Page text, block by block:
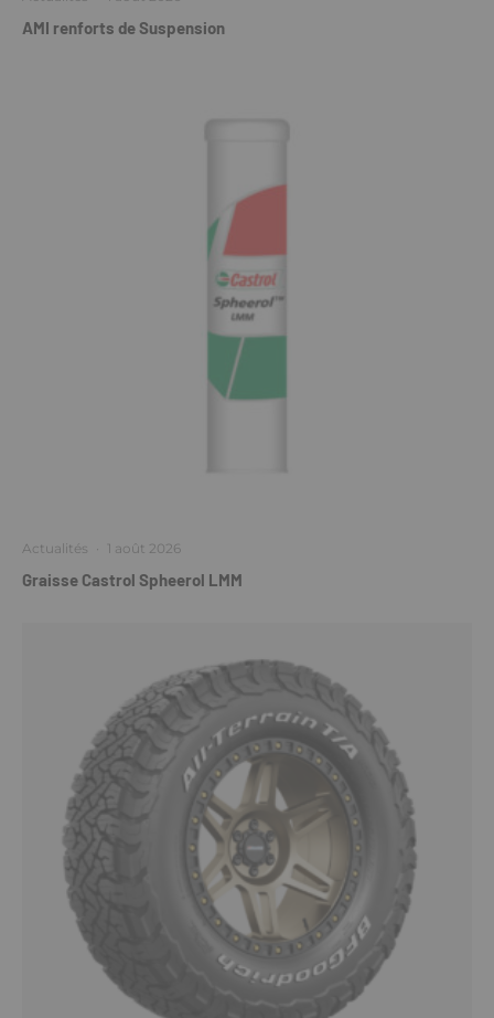
AMI renforts de Suspension
Actualités · 1 août 2026
Graisse Castrol Spheerol LMM